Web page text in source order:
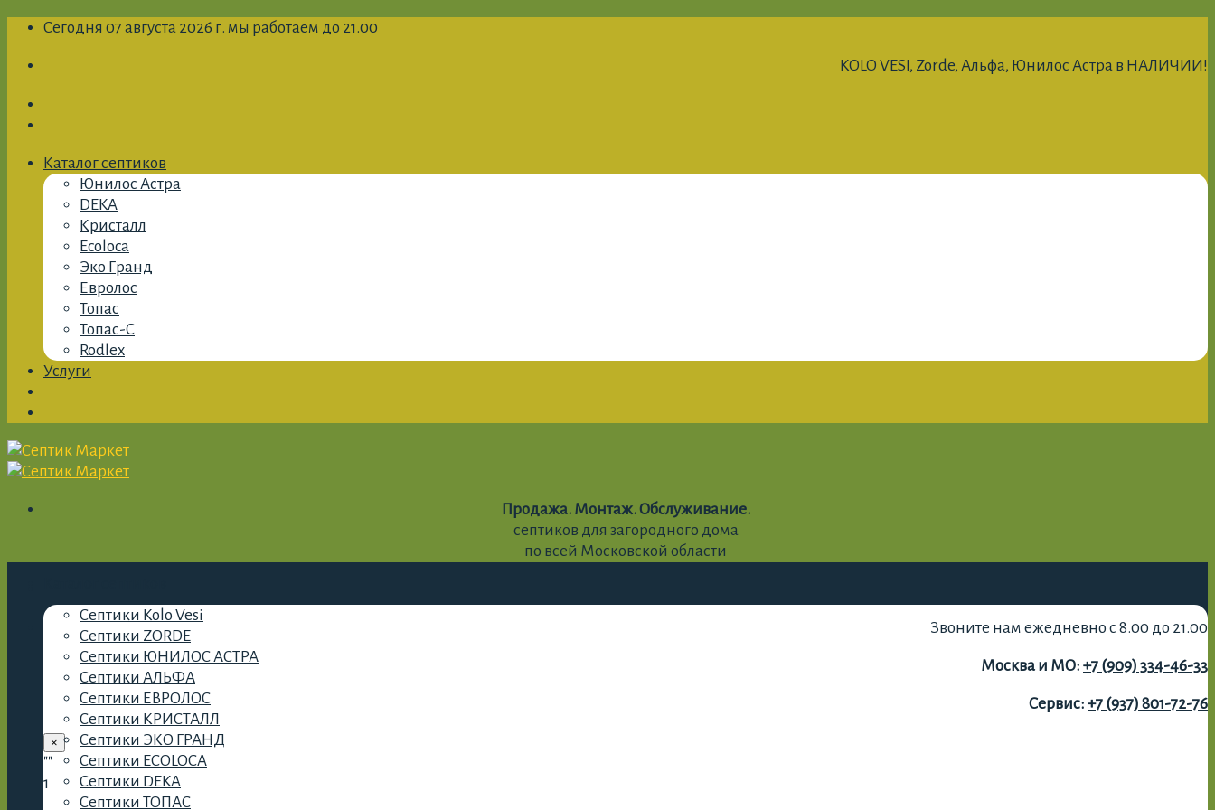
Skip
content
Сегодня 07 августа 2026 г. мы работаем до 21.00
KOLO VESI, Zorde, Альфа, Юнилос Астра в НАЛИЧИИ!
Каталог септиков
Юнилос Астра
DEKA
Кристалл
Ecoloca
Эко Гранд
Евролос
Топас
Топас-С
Rodlex
Услуги
Продажа. Монтаж. Обслуживание.
септиков для загородного дома
по всей Московской области
Звоните нам ежедневно с 8.00 до 21.00
Москва и МО: +7 (909) 334-46-33
Сервис: +7 (937) 801-72-76
×
""
1
Септики Kolo Vesi
Септики ZORDE
Септики ЮНИЛОС АСТРА
Септики АЛЬФА
Септики ЕВРОЛОС
Септики КРИСТАЛЛ
Септики ЭКО ГРАНД
Септики ECOLOCA
Септики DEKA
Септики ТОПАС